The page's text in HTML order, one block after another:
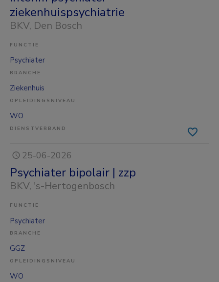
ziekenhuispsychiatrie
BKV, Den Bosch
FUNCTIE
Psychiater
BRANCHE
Ziekenhuis
OPLEIDINGSNIVEAU
WO
DIENSTVERBAND
25-06-2026
Psychiater bipolair | zzp
BKV, 's-Hertogenbosch
FUNCTIE
Psychiater
BRANCHE
GGZ
OPLEIDINGSNIVEAU
WO